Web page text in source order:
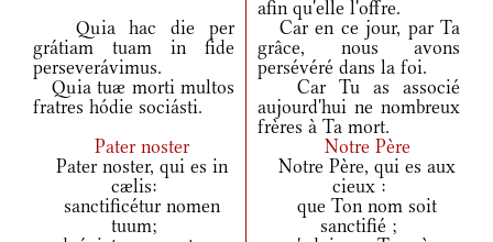
afin qu'elle l'offre.
Quia hac die per
grátiam tuam in fide
perseverávimus.
Car en ce jour, par Ta
grâce, nous avons
persévéré dans la foi.
Quia tuæ morti multos
fratres hódie sociásti.
Car Tu as associé
aujourd'hui ne nombreux
frères à Ta mort.
Pater noster
Notre Père
Pater noster, qui es in
cælis:
Notre Père, qui es aux
cieux :
sanctificétur nomen
tuum;
que Ton nom soit
sanctifié ;